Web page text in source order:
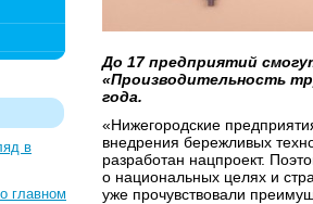
в
главном
До 17 предприятий
«Производительность
года.
«Нижегородские
внедрения бережливых
разработан нацпроект.
о национальных целях и
уже прочувствовали